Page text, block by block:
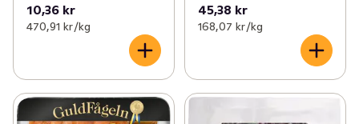
10,36 kr
470,91 kr /kg
45,38 kr
168,07 kr /kg